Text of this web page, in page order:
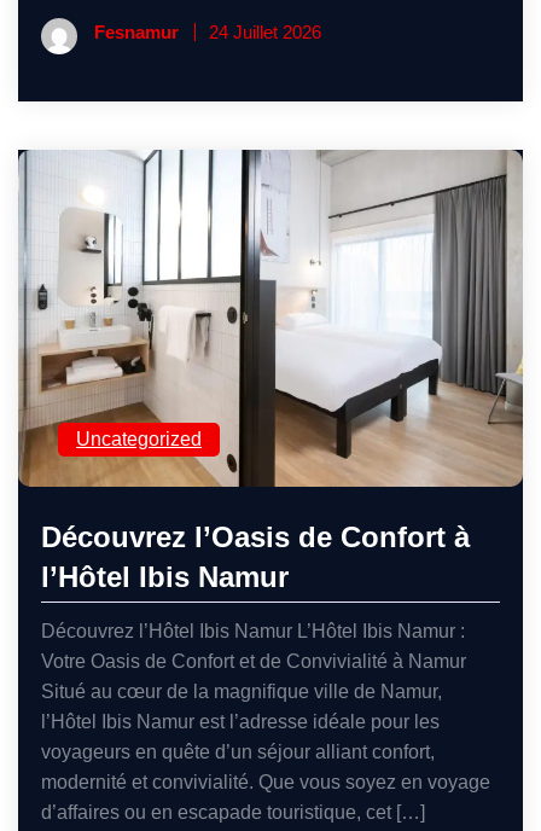
Fesnamur 24 Juillet 2026
Uncategorized
Découvrez l’Oasis de Confort à
l’Hôtel Ibis Namur
Découvrez l’Hôtel Ibis Namur L’Hôtel Ibis Namur :
Votre Oasis de Confort et de Convivialité à Namur
Situé au cœur de la magnifique ville de Namur,
l’Hôtel Ibis Namur est l’adresse idéale pour les
voyageurs en quête d’un séjour alliant confort,
modernité et convivialité. Que vous soyez en voyage
d’affaires ou en escapade touristique, cet […]